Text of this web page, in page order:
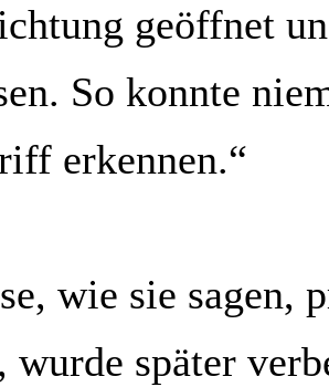
geöffnet
So konnte
erkennen.“
wie sie sagen,
wurde später